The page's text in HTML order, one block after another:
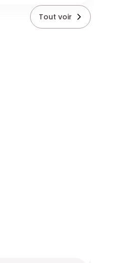
Tout voir